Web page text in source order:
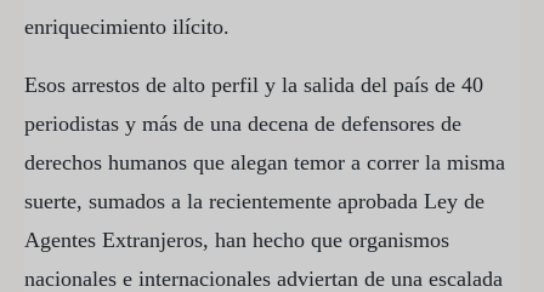
enriquecimiento ilícito.
Esos arrestos de alto perfil y la salida del país de 40
periodistas y más de una decena de defensores de
derechos humanos que alegan temor a correr la misma
suerte, sumados a la recientemente aprobada Ley de
Agentes Extranjeros, han hecho que organismos
nacionales e internacionales adviertan de una escalada